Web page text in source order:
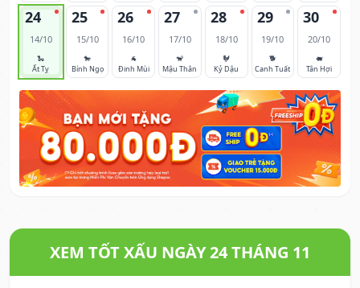
24
14/10
🐍
Ất Tỵ
25
15/10
🐎
Bính Ngọ
26
16/10
🐐
Đinh Mùi
27
17/10
🐒
Mậu Thân
28
18/10
🐓
Kỷ Dậu
29
19/10
🐕
Canh Tuất
30
20/10
🐖
Tân Hợi
XEM TỐT XẤU NGÀY 24 THÁNG 11